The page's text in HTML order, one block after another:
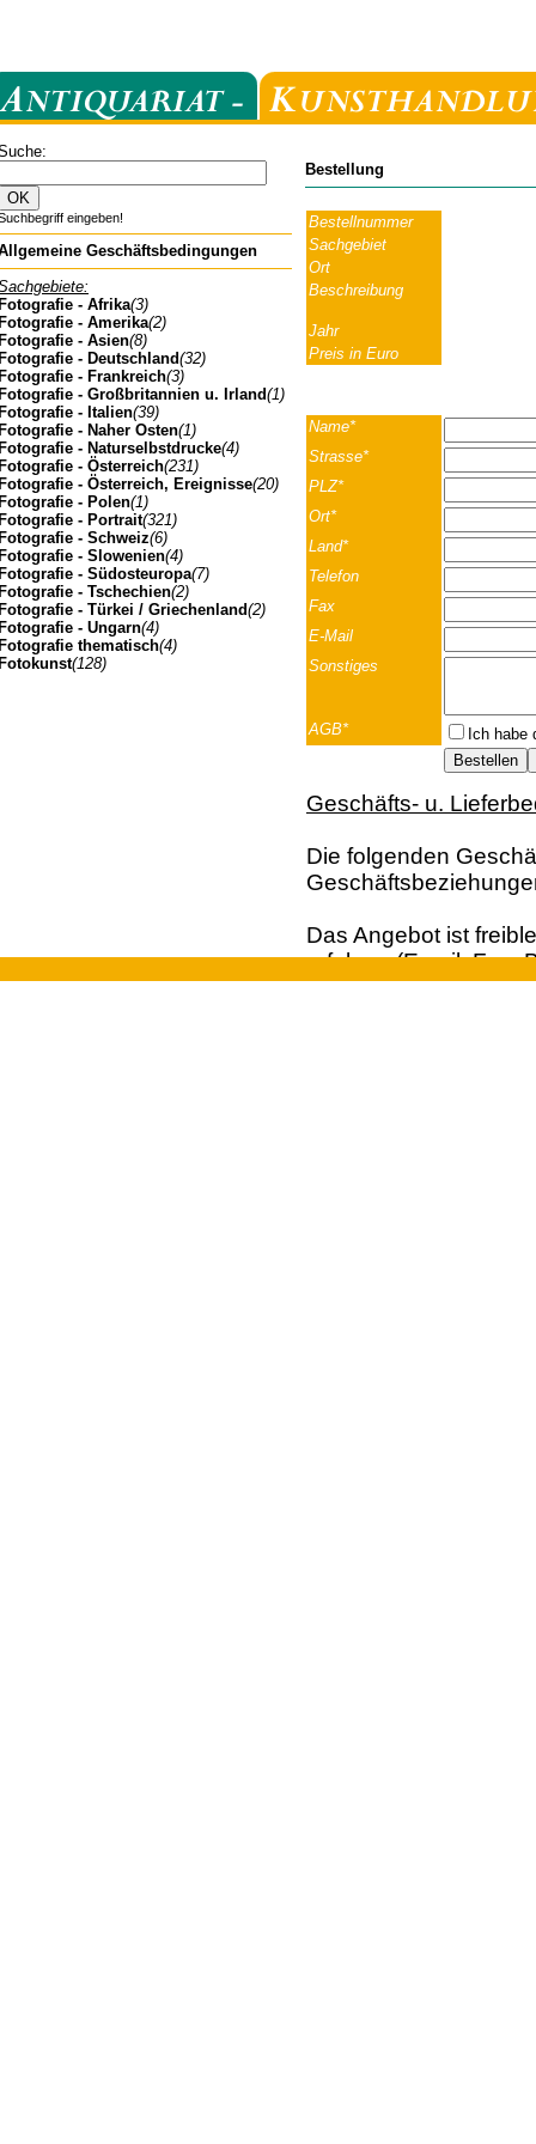
eingeben!
Geschäftsbedingungen
- Afrika(3)
- Amerika(2)
- Asien(8)
- Deutschland(32)
- Frankreich(3)
- Großbritannien u. Irland(1)
- Italien(39)
- Naher Osten(1)
- Naturselbstdrucke(4)
- Österreich(231)
- Österreich, Ereignisse(20)
- Polen(1)
- Portrait(321)
- Schweiz(6)
- Slowenien(4)
- Südosteuropa(7)
- Tschechien(2)
- Türkei / Griechenland(2)
- Ungarn(4)
thematisch(4)
(128)
Bestellung
Bestellnummer
Sachgebiet
Ort
Beschreibung
Jahr
Preis in Euro
Name*
Strasse*
PLZ*
Ort*
Land*
Telefon
Fax
E-Mail
Sonstiges
AGB* Ich habe
Geschäfts- u.
Die folgenden
Das Angebot ist
erfolgen (Email; Fax;
Vertragsangebot. Die